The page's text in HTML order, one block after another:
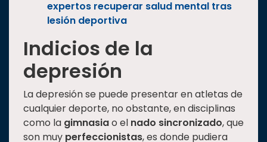
expertos recuperar salud mental tras
lesión deportiva
Indicios de la
depresión
La depresión se puede presentar en atletas de
cualquier deporte, no obstante, en disciplinas
como la gimnasiao el nado sincronizado, que
son muy perfeccionistas, es donde pudiera